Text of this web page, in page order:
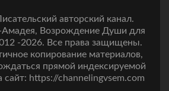
авторский канал.
Амадея, Возрождение Души для
-2026. Все права защищены.
копирование материалов,
прямой индексируемой
сайт: https://channelingvsem.com